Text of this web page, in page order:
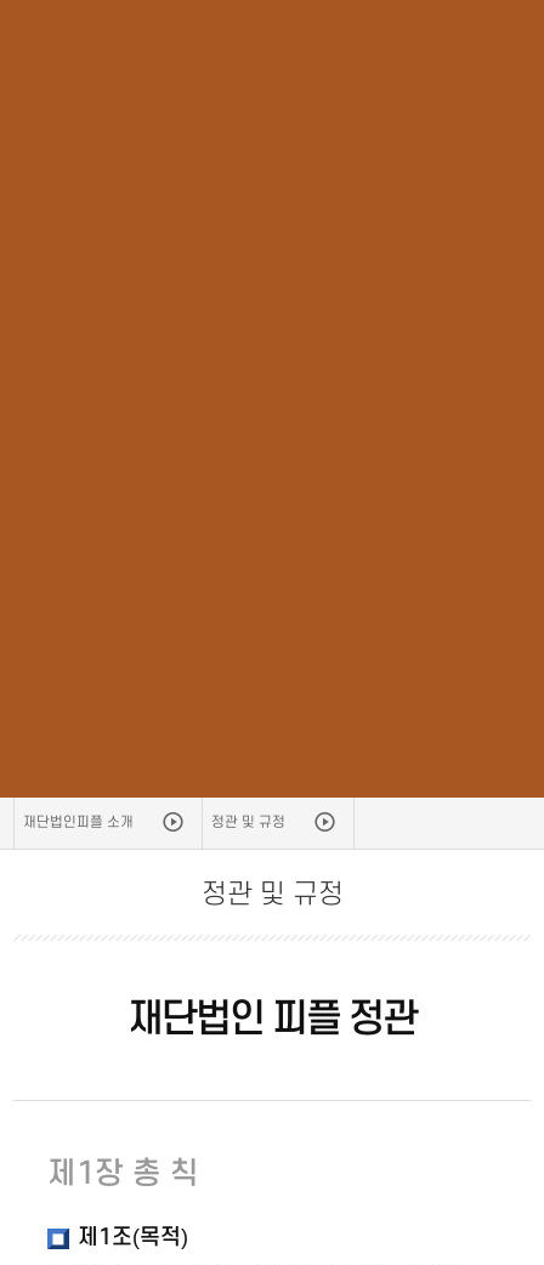
재단법인피플 소개 정관 및 규정
정관 및 규정
재단법인 피플 정관
제1장 총 칙
제1조(목적)